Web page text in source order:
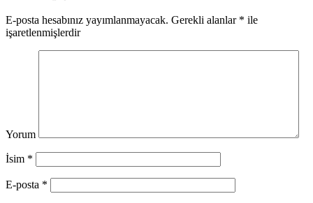
E-posta hesabınız yayımlanmayacak. Gerekli alanlar * ile
işaretlenmişlerdir
Yorum
İsim *
E-posta *